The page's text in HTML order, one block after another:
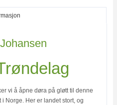
vi å åpne døra på gløtt til denne
Norge. Her er landet stort, og